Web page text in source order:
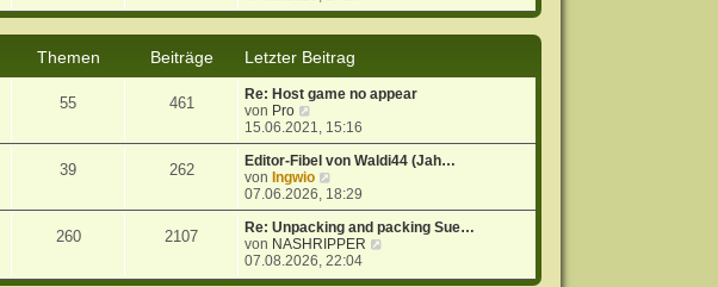
g
i
g
u
e
r
i
t
g
Themen Beiträge
Letzter Beitrag
55 461
Re: Host game no appear
von Pro
e
u
e
s
t
e
r
B
e
i
15.06.2021, 15:16
39 262
Editor-Fibel von Waldi44 (Jah…
von Ingwio
e
u
e
s
t
e
07.06.2026, 18:29
260 2107
Re: Unpacking and packing Sue…
von NASHRIPPER
u
07.08.2026, 22:04